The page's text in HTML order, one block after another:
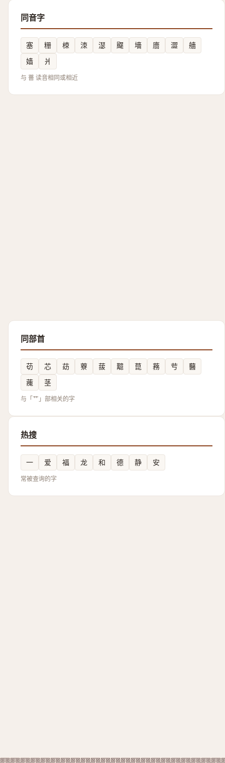
同音字
塞 粣 栜 洓 濏 飋 墻 廧 澀
艢
嫱
爿
与 薔 读音相同或相近
同部首
苆 芯 苭 藔 菝 䖁 菎 蓩 䒓
鿀
藱
茎
与「艹」部相关的字
热搜
一 爱 福 龙 和 德 静 安
常被查询的字